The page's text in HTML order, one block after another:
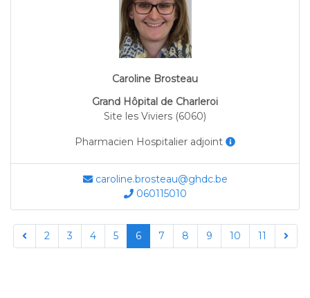
Caroline Brosteau
Grand Hôpital de Charleroi
Site les Viviers (6060)
Pharmacien Hospitalier adjoint
caroline.brosteau@ghdc.be
060115010
2 3 4 5 6 7 8 9 10 11